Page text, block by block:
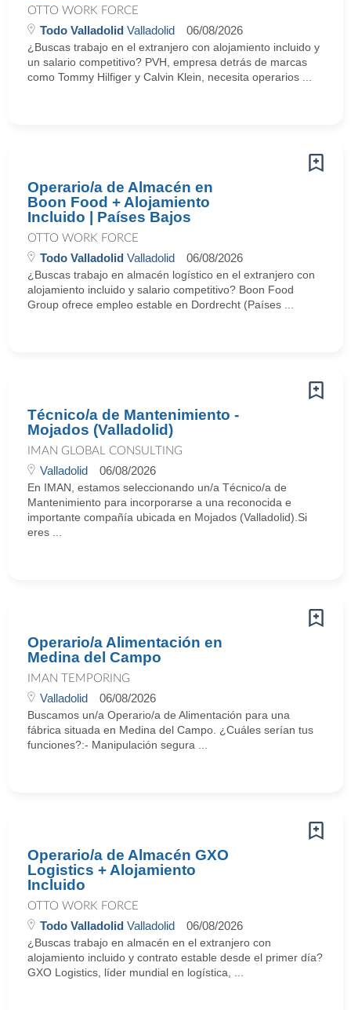
OTTO WORK FORCE
Todo Valladolid Valladolid 06/08/2026
¿Buscas trabajo en el extranjero con alojamiento incluido y
un salario competitivo? PVH, empresa detrás de marcas
como Tommy Hilfiger y Calvin Klein, necesita operarios ...
Operario/a de Almacén en
Boon Food + Alojamiento
Incluido | Países Bajos
OTTO WORK FORCE
Todo Valladolid Valladolid 06/08/2026
¿Buscas trabajo en almacén logístico en el extranjero con
alojamiento incluido y salario competitivo? Boon Food
Group ofrece empleo estable en Dordrecht (Países ...
Técnico/a de Mantenimiento -
Mojados (Valladolid)
IMAN GLOBAL CONSULTING
Valladolid 06/08/2026
En IMAN, estamos seleccionando un/a Técnico/a de
Mantenimiento para incorporarse a una reconocida e
importante compañía ubicada en Mojados (Valladolid).Si
eres ...
Operario/a Alimentación en
Medina del Campo
IMAN TEMPORING
Valladolid 06/08/2026
Buscamos un/a Operario/a de Alimentación para una
fábrica situada en Medina del Campo. ¿Cuáles serían tus
funciones?:- Manipulación segura ...
Operario/a de Almacén GXO
Logistics + Alojamiento
Incluido
OTTO WORK FORCE
Todo Valladolid Valladolid 06/08/2026
¿Buscas trabajo en almacén en el extranjero con
alojamiento incluido y contrato estable desde el primer día?
GXO Logistics, líder mundial en logística, ...